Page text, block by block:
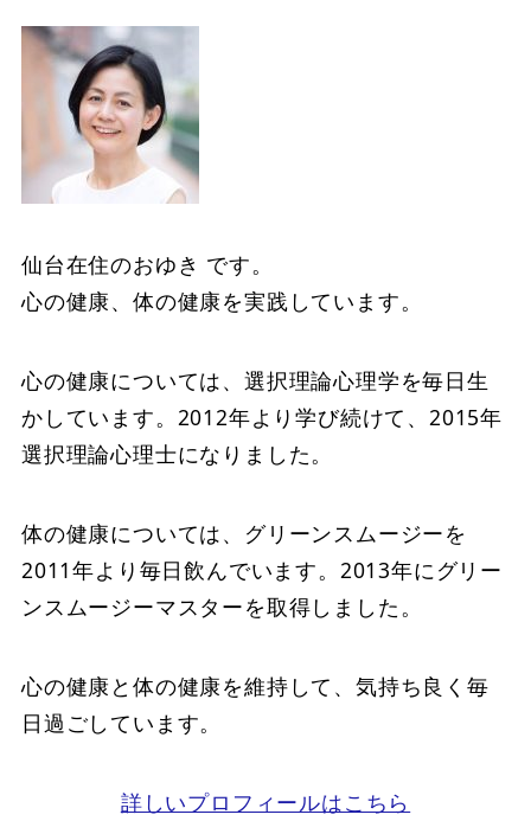
仙台在住のおゆき です。
心の健康、体の健康を実践しています。
心の健康については、選択理論心理学を毎日生
かしています。2012年より学び続けて、2015年
選択理論心理士になりました。
体の健康については、グリーンスムージーを
2011年より毎日飲んでいます。2013年にグリー
ンスムージーマスターを取得しました。
心の健康と体の健康を維持して、気持ち良く毎
日過ごしています。
詳しいプロフィールはこちら